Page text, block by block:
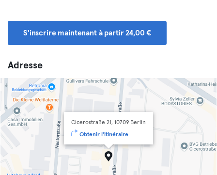
S'inscrire maintenant à partir 24,00 €
Adresse
Cicerostraße 21, 10709 Berlin
Obtenir l'itinéraire